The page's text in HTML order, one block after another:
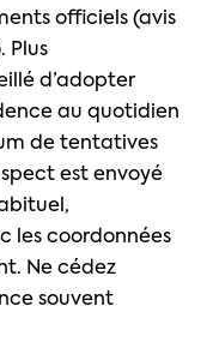
officiels (avis
Plus
d’adopter
au quotidien
de tentatives
est envoyé
les coordonnées
Ne cédez
souvent